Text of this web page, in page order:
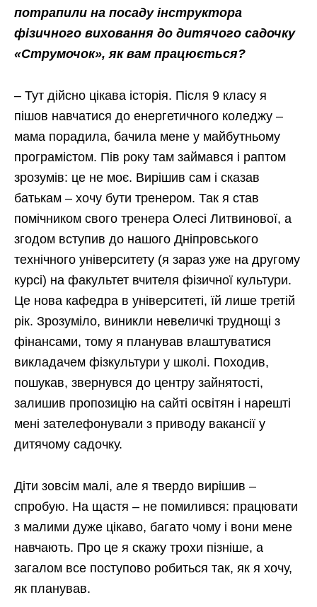
потрапили на посаду інструктора
фізичного виховання до дитячого садочку
«Струмочок», як вам працюється?
– Тут дійсно цікава історія. Після 9 класу я
пішов навчатися до енергетичного коледжу –
мама порадила, бачила мене у майбутньому
програмістом. Пів року там займався і раптом
зрозумів: це не моє. Вирішив сам і сказав
батькам – хочу бути тренером. Так я став
помічником свого тренера Олесі Литвинової, а
згодом вступив до нашого Дніпровського
технічного університету (я зараз уже на другому
курсі) на факультет вчителя фізичної культури.
Це нова кафедра в університеті, їй лише третій
рік. Зрозуміло, виникли невеличкі труднощі з
фінансами, тому я планував влаштуватися
викладачем фізкультури у школі. Походив,
пошукав, звернувся до центру зайнятості,
залишив пропозицію на сайті освітян і нарешті
мені зателефонували з приводу вакансії у
дитячому садочку.
Діти зовсім малі, але я твердо вирішив –
спробую. На щастя – не помилився: працювати
з малими дуже цікаво, багато чому і вони мене
навчають. Про це я скажу трохи пізніше, а
загалом все поступово робиться так, як я хочу,
як планував.